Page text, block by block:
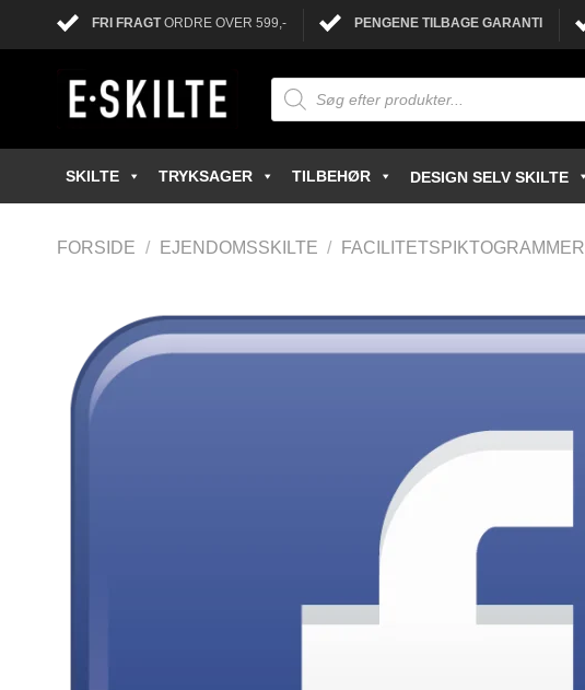
FRI FRAGTORDRE OVER 599,- PENGENE TILBAGE GARANTI
SKILTE TRYKSAGER TILBEHØR DESIGN SELV SKILTE
FORSIDE / EJENDOMSSKILTE / FACILITETSPIKTOGRAMMER